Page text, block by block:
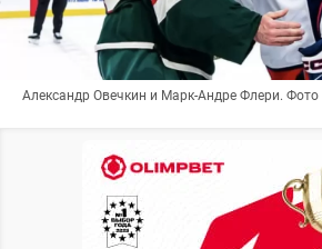
Александр Овечкин и Марк-Андре Флери.